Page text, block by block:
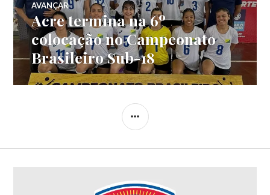
AVANÇAR
Acre termina na 6º
colocação no Campeonato
Brasileiro Sub-18